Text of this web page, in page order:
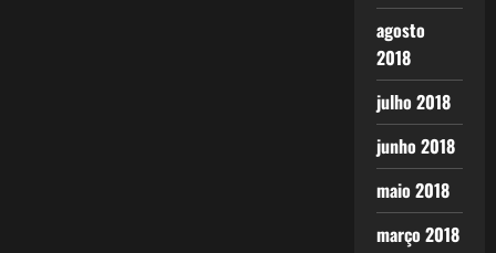
agosto
2018
julho 2018
junho 2018
maio 2018
março 2018